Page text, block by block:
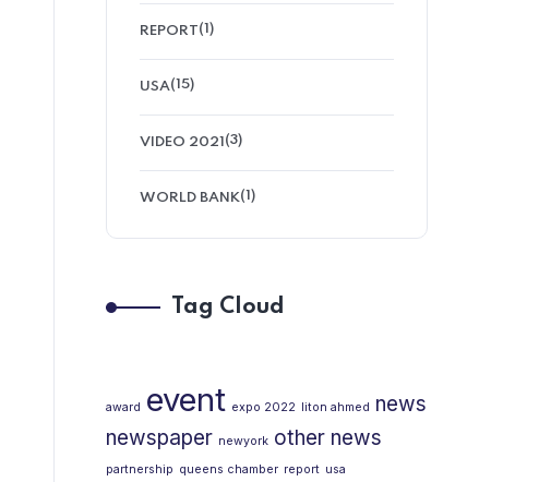
REPORT(1)
USA(15)
VIDEO 2021 (3)
WORLD BANK(1)
Tag Cloud
award event expo 2022 liton ahmed
news
newspaper newyork other news
partnership queens chamber report usa